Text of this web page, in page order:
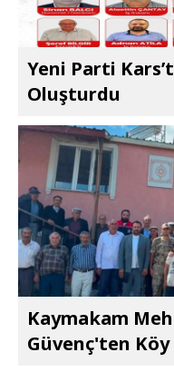
Yeni Parti
Oluşturdu
Kaymakam
Güvenç'ten